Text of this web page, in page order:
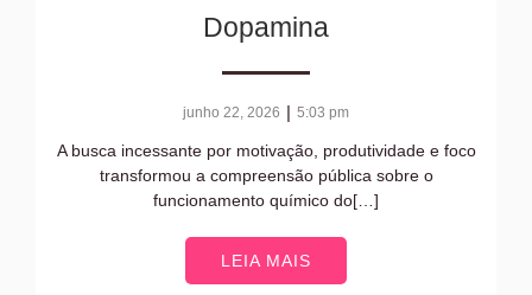
Dopamina
junho 22, 2026 | 5:03 pm
A busca incessante por motivação, produtividade e foco
transformou a compreensão pública sobre o
funcionamento químico do[…]
LEIA MAIS